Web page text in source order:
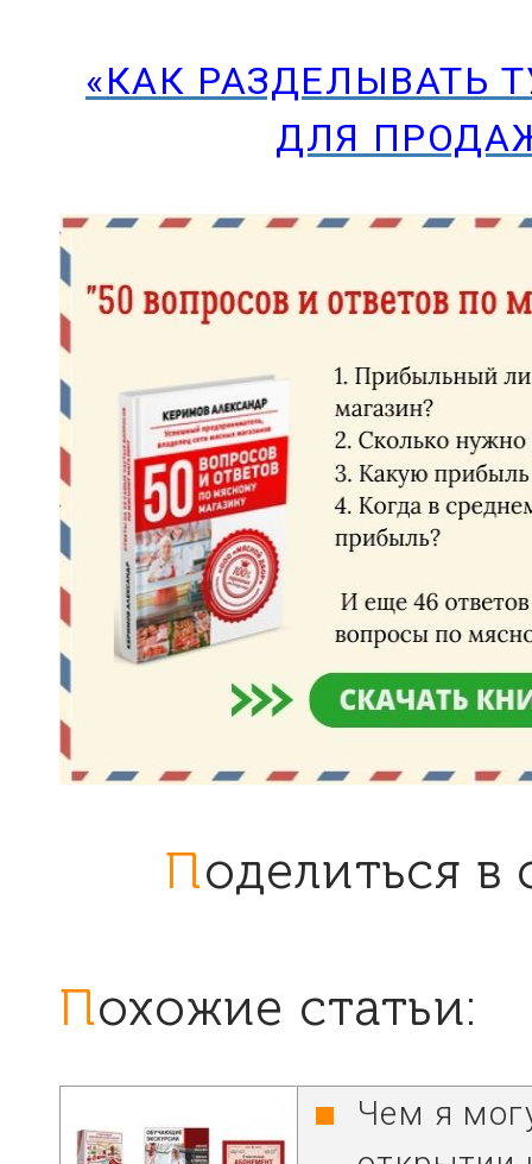
«КАК РАЗДЕЛЫВАТЬ
ДЛЯ
Поделиться
Похожие статьи:
Чем я